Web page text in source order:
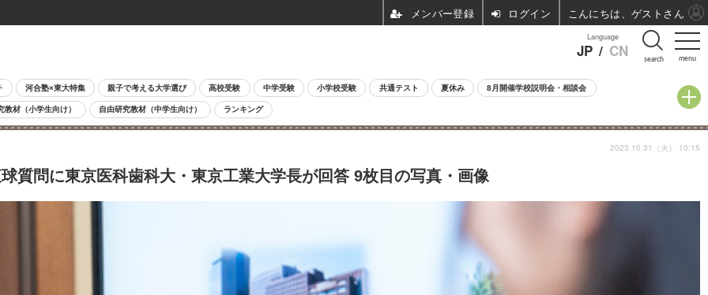
menu
Language
JP / CN search
河合塾×東大特集 親子で考える大学選び 高校受験 中学受験 小学校受験 共通テスト 夏休み 8月開催学校説明会・相談会
教材（小学生向け） 自由研究教材（中学生向け） ランキング
質問に東京医科歯科大・東京工業大学長が回答 9枚目の写真・画像
2023.10.31（火） 10:15
ログイン こんにちは、ゲストさん